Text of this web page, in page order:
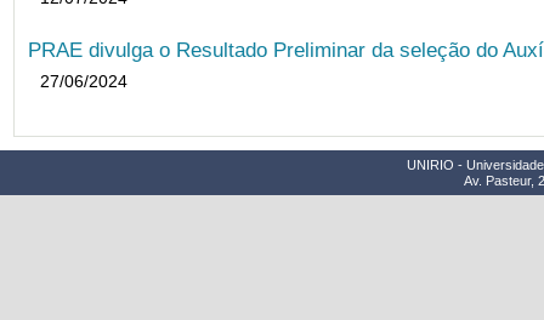
PRAE divulga o Resultado Preliminar da seleção do
27/06/2024
UNIRIO -
Av. Pasteur,